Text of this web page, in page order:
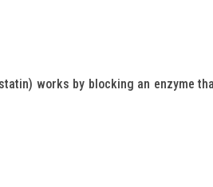
works by blocking an enzyme